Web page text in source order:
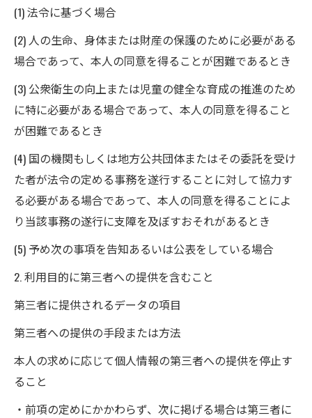
(1) 法令に基づく場合
(2) 人の生命、身体または財産の保護のために必要がある
場合であって、本人の同意を得ることが困難であるとき
(3) 公衆衛生の向上または児童の健全な育成の推進のため
に特に必要がある場合であって、本人の同意を得ること
が困難であるとき
(4) 国の機関もしくは地方公共団体またはその委託を受け
た者が法令の定める事務を遂行することに対して協力す
る必要がある場合であって、本人の同意を得ることによ
り当該事務の遂行に支障を及ぼすおそれがあるとき
(5) 予め次の事項を告知あるいは公表をしている場合
2. 利用目的に第三者への提供を含むこと
第三者に提供されるデータの項目
第三者への提供の手段または方法
本人の求めに応じて個人情報の第三者への提供を停止す
ること
・前項の定めにかかわらず、次に掲げる場合は第三者に